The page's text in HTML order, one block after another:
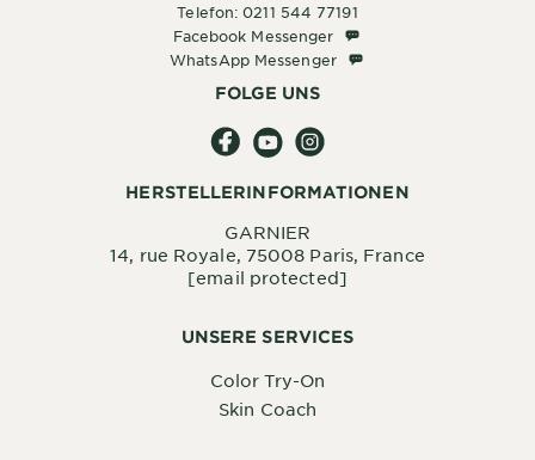
UNSERE SERVICES
Color Try-On
Skin Coach
Telefon: 0211 544 77191
Facebook Messenger Facebook Messenger
WhatsApp MessengerWhatsApp Messenger
FOLGE UNS
HERSTELLERINFORMATIONEN
GARNIER
14, rue Royale, 75008 Paris, France
[email protected]